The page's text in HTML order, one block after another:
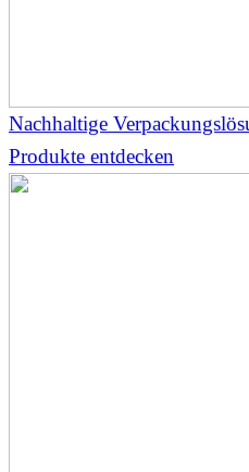
Nachhaltige
Produkte entdecken